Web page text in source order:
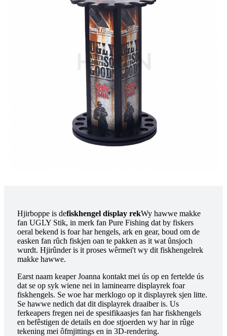
Hjirboppe is defiskhengel display rekWy hawwe makke
fan UGLY Stik, in merk fan Pure Fishing dat by fiskers
oeral bekend is foar har hengels, ark en gear, boud om de
easken fan rûch fiskjen oan te pakken as it wat ûnsjoch
wurdt. Hjirûnder is it proses wêrmei't wy dit fiskhengelrek
makke hawwe.
Earst naam keaper Joanna kontakt mei ús op en fertelde ús
dat se op syk wiene nei in laminearre displayrek foar
fiskhengels. Se woe har merklogo op it displayrek sjen litte.
Se hawwe nedich dat dit displayrek draaiber is. Us
ferkeapers fregen nei de spesifikaasjes fan har fiskhengels
en befêstigen de details en doe stjoerden wy har in rûge
tekening mei ôfmjittings en in 3D-rendering.